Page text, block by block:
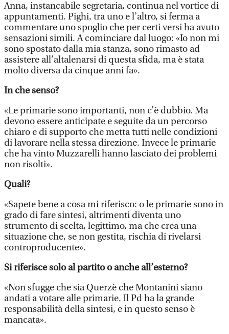
Anna, instancabile segretaria, continua nel vortice di
appuntamenti. Pighi, tra uno e l’altro, si ferma a
commentare uno spoglio che per certi versi ha avuto
sensazioni simili. A cominciare dal luogo: «Io non mi
sono spostato dalla mia stanza, sono rimasto ad
assistere all’altalenarsi di questa sfida, ma è stata
molto diversa da cinque anni fa».
In che senso?
«Le primarie sono importanti, non c’è dubbio. Ma
devono essere anticipate e seguite da un percorso
chiaro e di supporto che metta tutti nelle condizioni
di lavorare nella stessa direzione. Invece le primarie
che ha vinto Muzzarelli hanno lasciato dei problemi
non risolti».
Quali?
«Sapete bene a cosa mi riferisco: o le primarie sono in
grado di fare sintesi, altrimenti diventa uno
strumento di scelta, legittimo, ma che crea una
situazione che, se non gestita, rischia di rivelarsi
controproducente».
Si riferisce solo al partito o anche all’esterno?
«Non sfugge che sia Querzè che Montanini siano
andati a votare alle primarie. Il Pd ha la grande
responsabilità della sintesi, e in questo senso è
mancata».